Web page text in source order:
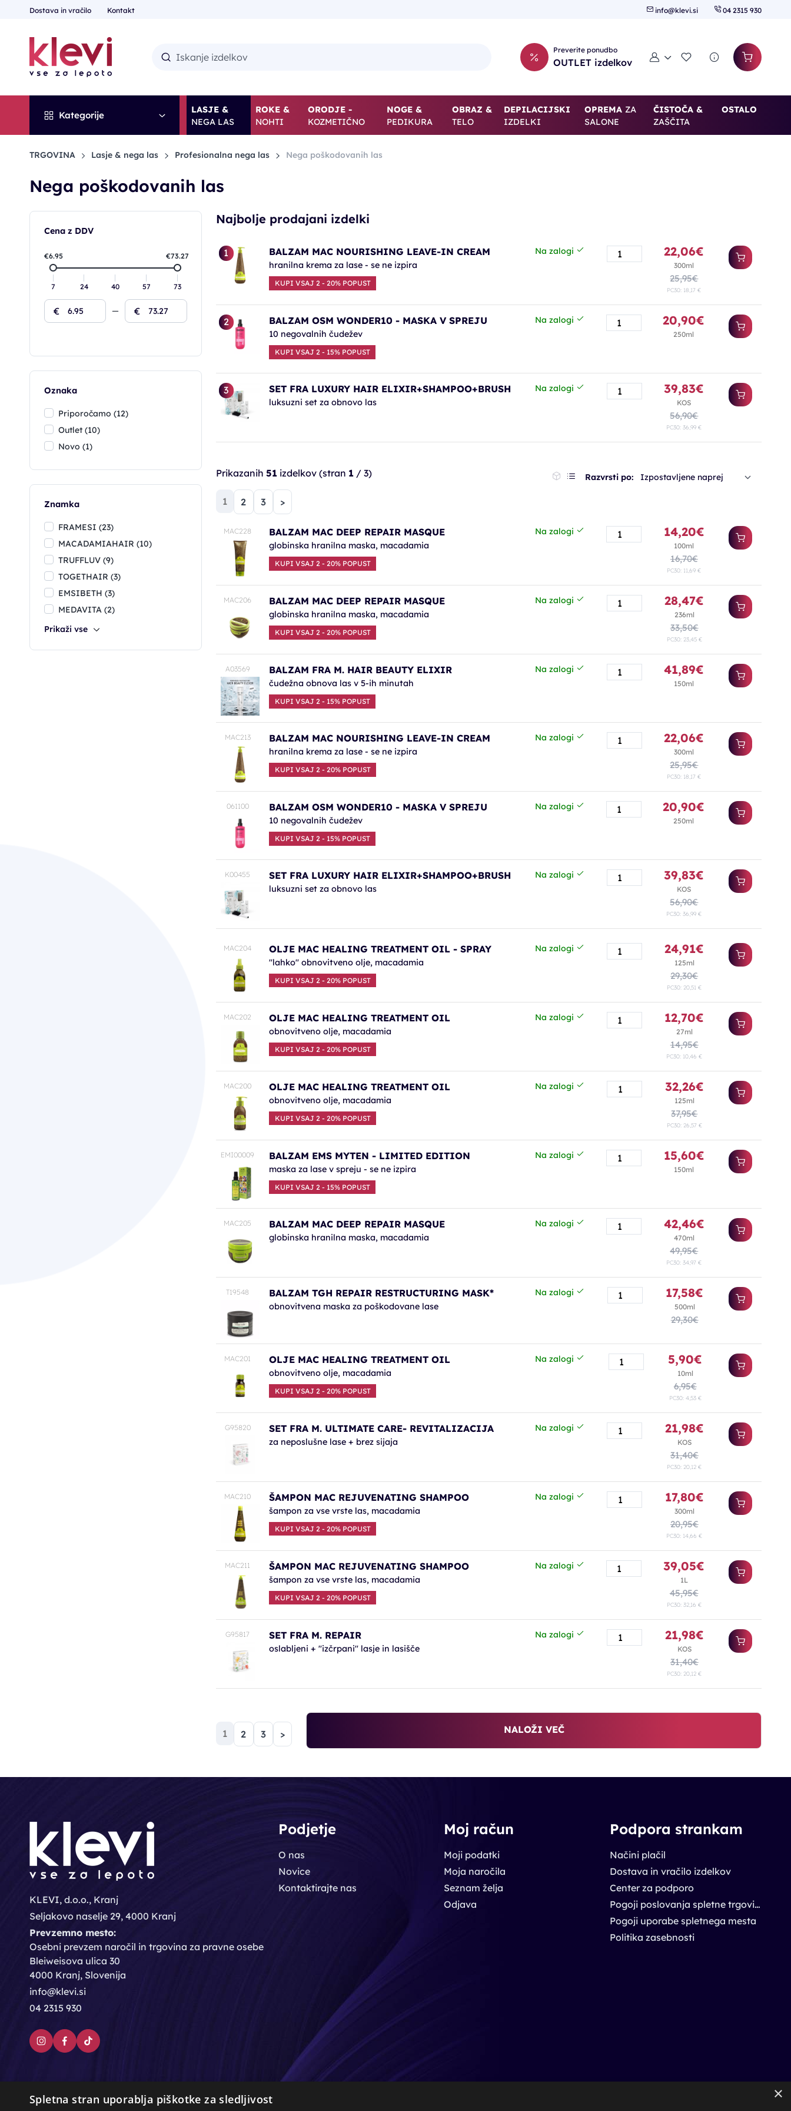
Dostava in vračilo Kontakt info@klevi.si 04 2315 930
Preverite ponudbo
OUTLET izdelkov Moj računSeznam želja
Kategorije
LASJE &
NEGA LAS
ROKE &
NOHTI
ORODJE -
KOZMETIČNO
NOGE &
PEDIKURA
OBRAZ &
TELO
DEPILACIJSKI
IZDELKI
OPREMAZA
SALONE
ČISTOČA &
ZAŠČITA
OSTALO
TRGOVINA Lasje & nega las Profesionalna nega las Nega poškodovanih las
Nega poškodovanih las
Cena z DDV
€6.95 €73.27
7 24 40 57 73
€ €
Oznaka
Priporočamo (12)
Outlet (10)
Novo (1)
Znamka
FRAMESI (23)
MACADAMIAHAIR (10)
TRUFFLUV (9)
TOGETHAIR (3)
EMSIBETH (3)
MEDAVITA (2)
Najbolje prodajani izdelki
1 BALZAM MAC NOURISHING LEAVE-IN CREAM
hranilna krema za lase - se ne izpira
KUPI VSAJ 2 - 20% POPUST
Na zalogi 22,06€
300ml
25,95€
PC30: 18,17 €
2 BALZAM OSM WONDER10 - MASKA V SPREJU
10 negovalnih čudežev
KUPI VSAJ 2 - 15% POPUST
Na zalogi 20,90€
250ml
3 SET FRA LUXURY HAIR ELIXIR+SHAMPOO+BRUSH
luksuzni set za obnovo las
Na zalogi 39,83€
KOS
56,90€
PC30: 36,99 €
Prikazanih 51izdelkov (stran 1/ 3) Razvrsti po: Izpostavljene naprej
1(trenutna)
2 3 >
MAC228 BALZAM MAC DEEP REPAIR MASQUE
globinska hranilna maska, macadamia
KUPI VSAJ 2 - 20% POPUST
Na zalogi 14,20€
100ml
16,70€
PC30: 11,69 €
MAC206 BALZAM MAC DEEP REPAIR MASQUE
globinska hranilna maska, macadamia
KUPI VSAJ 2 - 20% POPUST
Na zalogi 28,47€
236ml
33,50€
PC30: 23,45 €
A03569 BALZAM FRA M. HAIR BEAUTY ELIXIR
čudežna obnova las v 5-ih minutah
KUPI VSAJ 2 - 15% POPUST
Na zalogi 41,89€
150ml
MAC213 BALZAM MAC NOURISHING LEAVE-IN CREAM
hranilna krema za lase - se ne izpira
KUPI VSAJ 2 - 20% POPUST
Na zalogi 22,06€
300ml
25,95€
PC30: 18,17 €
061100 BALZAM OSM WONDER10 - MASKA V SPREJU
10 negovalnih čudežev
KUPI VSAJ 2 - 15% POPUST
Na zalogi 20,90€
250ml
K00455 SET FRA LUXURY HAIR ELIXIR+SHAMPOO+BRUSH
luksuzni set za obnovo las
Na zalogi 39,83€
KOS
56,90€
PC30: 36,99 €
MAC204 OLJE MAC HEALING TREATMENT OIL - SPRAY
"lahko" obnovitveno olje, macadamia
KUPI VSAJ 2 - 20% POPUST
Na zalogi 24,91€
125ml
29,30€
PC30: 20,51 €
MAC202 OLJE MAC HEALING TREATMENT OIL
obnovitveno olje, macadamia
KUPI VSAJ 2 - 20% POPUST
Na zalogi 12,70€
27ml
14,95€
PC30: 10,46 €
MAC200 OLJE MAC HEALING TREATMENT OIL
obnovitveno olje, macadamia
KUPI VSAJ 2 - 20% POPUST
Na zalogi 32,26€
125ml
37,95€
PC30: 26,57 €
EMI00009 BALZAM EMS MYTEN - LIMITED EDITION
maska za lase v spreju - se ne izpira
KUPI VSAJ 2 - 15% POPUST
Na zalogi 15,60€
150ml
MAC205 BALZAM MAC DEEP REPAIR MASQUE
globinska hranilna maska, macadamia
Na zalogi 42,46€
470ml
49,95€
PC30: 34,97 €
T19548 BALZAM TGH REPAIR RESTRUCTURING MASK*
obnovitvena maska za poškodovane lase
Na zalogi 17,58€
500ml
29,30€
MAC201 OLJE MAC HEALING TREATMENT OIL
obnovitveno olje, macadamia
KUPI VSAJ 2 - 20% POPUST
Na zalogi 5,90€
10ml
6,95€
PC30: 4,53 €
G95820 SET FRA M. ULTIMATE CARE- REVITALIZACIJA
za neposlušne lase + brez sijaja
Na zalogi 21,98€
KOS
31,40€
PC30: 20,12 €
MAC210 ŠAMPON MAC REJUVENATING SHAMPOO
šampon za vse vrste las, macadamia
KUPI VSAJ 2 - 20% POPUST
Na zalogi 17,80€
300ml
20,95€
PC30: 14,66 €
MAC211 ŠAMPON MAC REJUVENATING SHAMPOO
šampon za vse vrste las, macadamia
KUPI VSAJ 2 - 20% POPUST
Na zalogi 39,05€
1L
45,95€
PC30: 32,16 €
G95817 SET FRA M. REPAIR
oslabljeni + "izčrpani" lasje in lasišče
Na zalogi 21,98€
KOS
31,40€
PC30: 20,12 €
NALOŽI VEČ
1 (trenutna)
2 3 >
KLEVI, d.o.o., Kranj
Seljakovo naselje 29, 4000 Kranj
Prevzemno mesto:
Osebni prevzem naročil in trgovina za pravne osebe
Bleiweisova ulica 30
4000 Kranj, Slovenija
info@klevi.si
04 2315 930
Podjetje
O nas
Novice
Kontaktirajte nas
Moj račun
Moji podatki
Moja naročila
Seznam želja
Odjava
Podpora strankam
Načini plačil
Dostava in vračilo izdelkov
Center za podporo
Pogoji poslovanja spletne trgovine
Pogoji uporabe spletnega mesta
Politika zasebnosti
×
Spletna stran uporablja piškotke za sledljivost